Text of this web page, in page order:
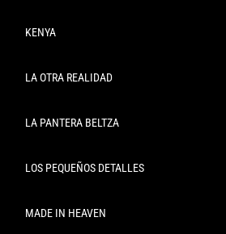
KENYA
LA OTRA REALIDAD
LA PANTERA BELTZA
LOS PEQUEÑOS DETALLES
MADE IN HEAVEN